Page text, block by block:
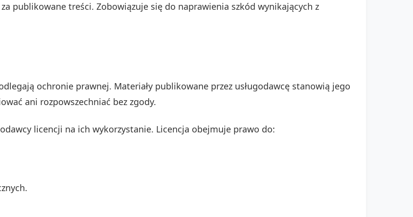
publikowane treści. Zobowiązuje się do naprawienia szkód wynikających z
ochronie prawnej. Materiały publikowane przez usługodawcę stanowią jego
ani rozpowszechniać bez zgody.
licencji na ich wykorzystanie. Licencja obejmuje prawo do: